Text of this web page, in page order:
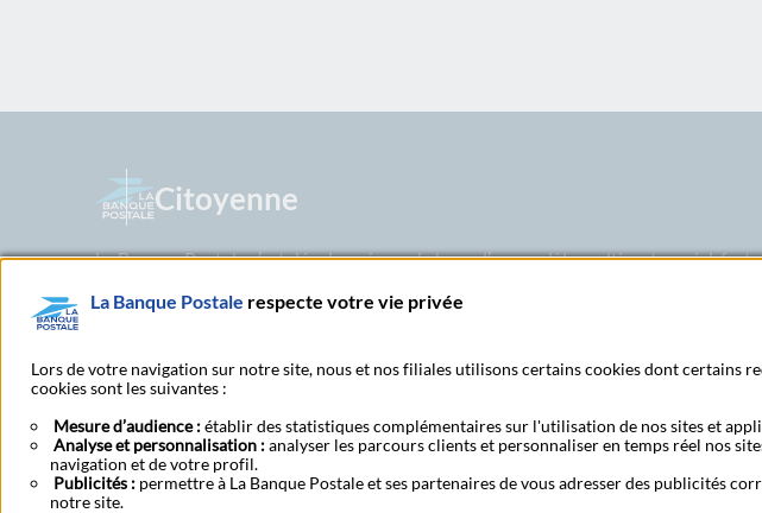
Citoyenne
La Banque Postale s’est développée sur la base d’un modèle multipartenarial,
dès lors d’un positionnement unique et original sur le marché français. Ainsi, La
Rechercher un bureau de poste
La Banque Postale respecte votre vie privée
Lors de votre navigation sur notre site, nous et nos filiales utilisons certains cookies dont certains
cookies sont les suivantes :
Mesure d’audience :établir des statistiques complémentaires sur l'utilisation de nos sites et
Analyse et personnalisation :analyser les parcours clients et personnaliser en temps réel nos
navigation et de votre profil.
Publicités : permettre à La Banque Postale et ses partenaires de vous adresser des publicités
notre site.